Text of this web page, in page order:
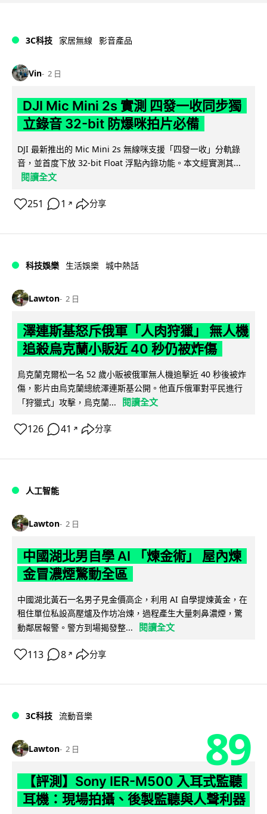
3C科技 家居無線 影音產品
Vin 2 日
DJI Mic Mini 2s 實測 四發一收同步獨
立錄音 32-bit 防爆咪拍片必備
DJI 最新推出的 Mic Mini 2s 無線咪支援「四發一收」分軌錄
音，並首度下放 32-bit Float 浮點內錄功能。本文經實測其...
閱讀全文
251 1 ↗ 分享
科技娛樂 生活娛樂 城中熱話
Lawton 2 日
澤連斯基怒斥俄軍「人肉狩獵」 無人機
追殺烏克蘭小販近 40 秒仍被炸傷
烏克蘭克爾松一名 52 歲小販被俄軍無人機追擊近 40 秒後被炸
傷，影片由烏克蘭總統澤連斯基公開。他直斥俄軍對平民進行
「狩獵式」攻擊，烏克蘭...
閱讀全文
126 41 ↗ 分享
人工智能
Lawton 2 日
中國湖北男自學 AI 「煉金術」 屋內煉
金冒濃煙驚動全區
中國湖北黃石一名男子見金價高企，利用 AI 自學提煉黃金，在
租住單位私設高壓爐及作坊冶煉，過程產生大量刺鼻濃煙，驚
動鄰居報警。警方到場揭發整...
閱讀全文
113 8 ↗ 分享
3C科技 流動音樂
Lawton 2 日 89
【評測】Sony IER-M500 入耳式監聽
耳機：現場拍攝、後製監聽與人聲利器